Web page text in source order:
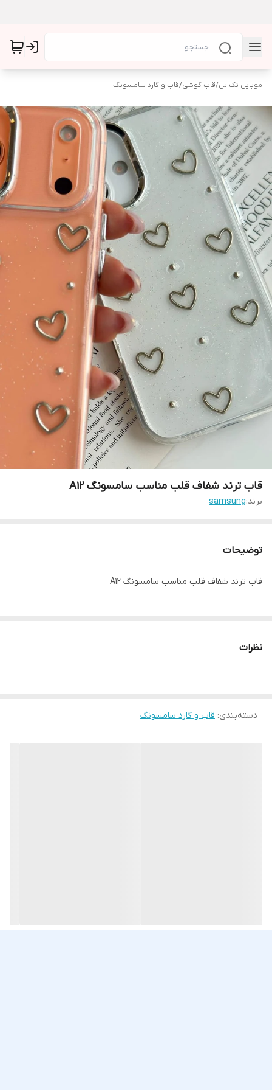
موبایل تک تل/قاب گوشی/قاب و گارد سامسونگ
قاب ترند شفاف قلب مناسب سامسونگ A12
برند:samsung
توضیحات
قاب ترند شفاف قلب مناسب سامسونگ A12
نظرات
دسته‌بندی: قاب و گارد سامسونگ